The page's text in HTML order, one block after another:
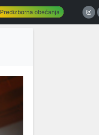
Predizborna obećanja